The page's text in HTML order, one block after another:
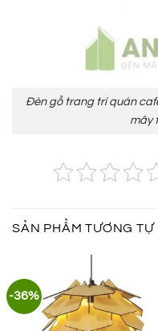
Đèn gỗ trang trí quán
mây
SẢN PHẨM TƯƠNG TỰ
-36%